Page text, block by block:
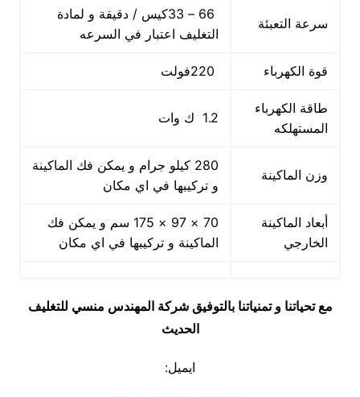
سرعة التعبئة
66 – 33كيس / دقيقة و لمادة
التغليف اعتبار في السرعه
قوة الكهرباء
طاقة الكهرباء
المستهلكه
1.2 ك وات
وزن الماكينة
280 كيلو جرام و يمكن فك الماكينة
و تركيبها في اي مكان
أبعاد الماكينة
الخارجي
70 × 97 × 175 سم و يمكن فك
الماكينة و تركيبها في اي مكان
مع تحياتنا و تمنياتنا بالتوفيق شركة المهندس منسي للتغليف
الحديث
ايميل: